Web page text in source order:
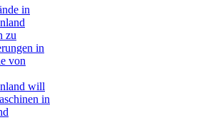
in
zu
in
von
will
in